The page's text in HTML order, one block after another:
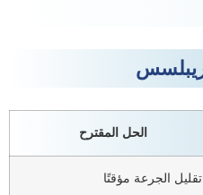
ريبلسس
الحل المقترح
تقليل الجرعة مؤقتًا